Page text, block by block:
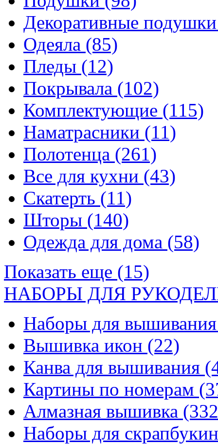
Декоративные
Одеяла (85)
Пледы (12)
Покрывала (102)
Комплектующие (115)
Наматрасники (11)
Полотенца (261)
Все для кухни (43)
Скатерть (11)
Шторы (140)
Одежда для дома (58)
Показать еще (15)
НАБОРЫ ДЛЯ
Наборы для
Вышивка икон (22)
Канва для вышивания
Картины по номерам
Алмазная вышивка
Наборы для